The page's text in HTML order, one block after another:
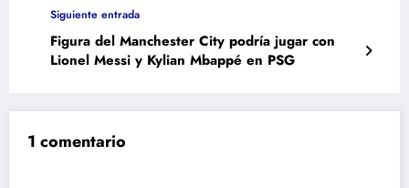
Siguiente entrada
Figura del Manchester City podría jugar con
Lionel Messi y Kylian Mbappé en PSG
1 comentario